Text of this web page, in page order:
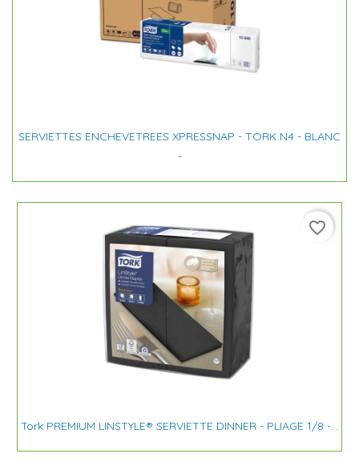
SERVIETTES ENCHEVETREES XPRESSNAP - TORK N4 - BLANC
-
Tork PREMIUM LINSTYLE® SERVIETTE DINNER - PLIAGE 1/8 -...
favorite_border